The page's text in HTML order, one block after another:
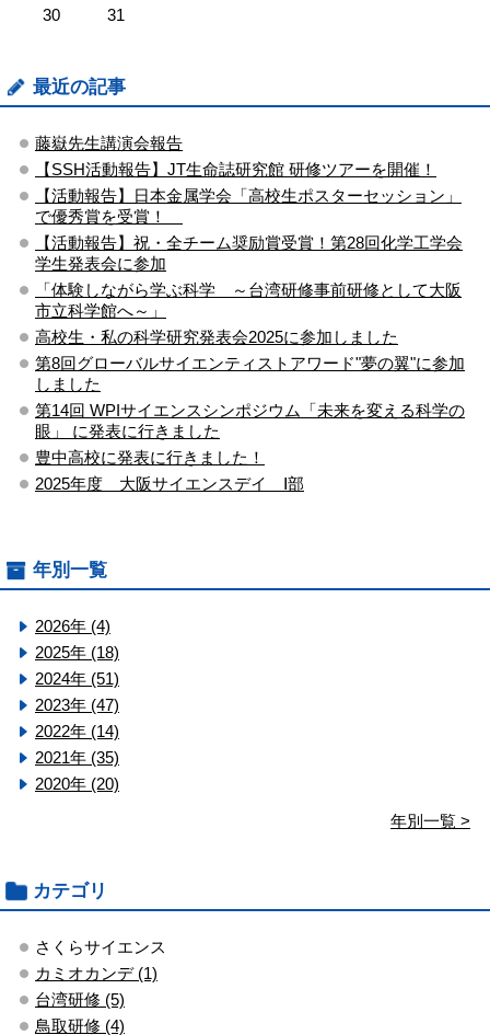
30
31
最近の記事
藤嶽先生講演会報告
【SSH活動報告】JT生命誌研究館 研修ツアーを開催！
【活動報告】日本金属学会「高校生ポスターセッション」
で優秀賞を受賞！
【活動報告】祝・全チーム奨励賞受賞！第28回化学工学会
学生発表会に参加
「体験しながら学ぶ科学 ～台湾研修事前研修として大阪
市立科学館へ～」
高校生・私の科学研究発表会2025に参加しました
第8回グローバルサイエンティストアワード"夢の翼"に参加
しました
第14回 WPIサイエンスシンポジウム「未来を変える科学の
眼」 に発表に行きました
豊中高校に発表に行きました！
2025年度 大阪サイエンスデイ Ⅰ部
年別一覧
2026年 (4)
2025年 (18)
2024年 (51)
2023年 (47)
2022年 (14)
2021年 (35)
2020年 (20)
年別一覧 >
カテゴリ
さくらサイエンス
カミオカンデ (1)
台湾研修 (5)
鳥取研修 (4)